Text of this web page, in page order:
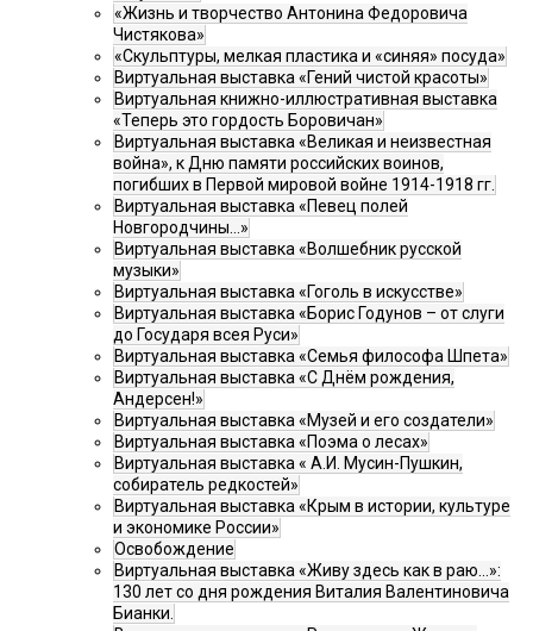
«Жизнь и творчество Антонина Федоровича
Чистякова»
«Скульптуры, мелкая пластика и «синяя» посуда»
Виртуальная выставка «Гений чистой красоты»
Виртуальная книжно-иллюстративная выставка
«Теперь это гордость Боровичан»
Виртуальная выставка «Великая и неизвестная
война», к Дню памяти российских воинов,
погибших в Первой мировой войне 1914-1918 гг.
Виртуальная выставка «Певец полей
Новгородчины…»
Виртуальная выставка «Волшебник русской
музыки»
Виртуальная выставка «Гоголь в искусстве»
Виртуальная выставка «Борис Годунов – от слуги
до Государя всея Руси»
Виртуальная выставка «Семья философа Шпета»
Виртуальная выставка «С Днём рождения,
Андерсен!»
Виртуальная выставка «Музей и его создатели»
Виртуальная выставка «Поэма о лесах»
Виртуальная выставка « А.И. Мусин-Пушкин,
собиратель редкостей»
Виртуальная выставка «Крым в истории, культуре
и экономике России»
Освобождение
Виртуальная выставка «Живу здесь как в раю…»:
130 лет со дня рождения Виталия Валентиновича
Бианки.